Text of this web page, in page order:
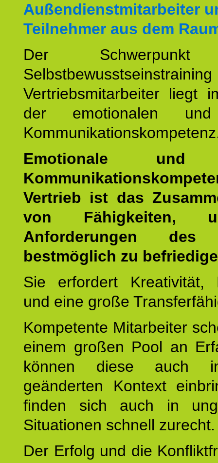
Außendienstmitarbeiter
Teilnehmer aus dem
Der Schwerpunkt
Vertriebsmitarbeiter liegt
der emotionalen
Emotionale und
Vertrieb ist das
von Fähigkeiten,
Anforderungen des
bestmöglich zu
Sie erfordert Kreativität,
und eine große
Kompetente Mitarbeiter
einem großen Pool an
können diese auch
geänderten Kontext
finden sich auch in
Situationen schnell zurecht.
Der Erfolg und die